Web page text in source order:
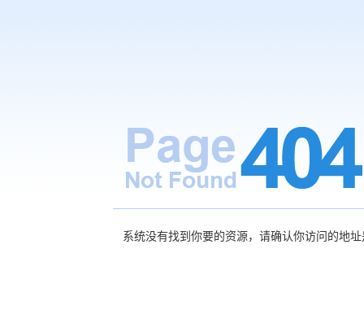
系统没有找到你要的资源，请确认你访问的地